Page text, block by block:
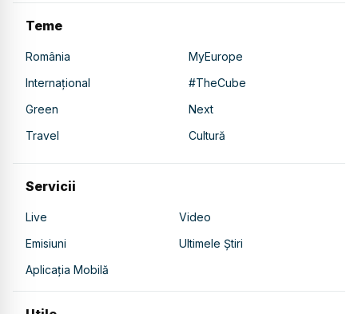
Teme
România
MyEurope
Internațional
#TheCube
Green
Next
Travel
Cultură
Servicii
Live
Video
Emisiuni
Ultimele Știri
Aplicația Mobilă